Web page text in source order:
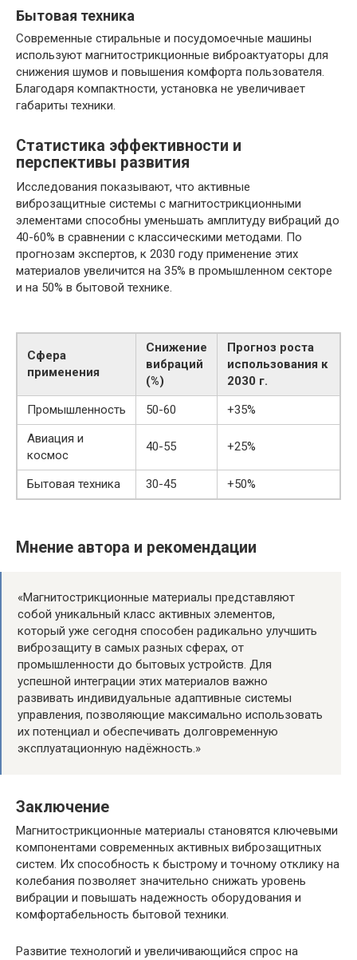
Бытовая техника
Современные стиральные и посудомоечные машины
используют магнитострикционные виброактуаторы для
снижения шумов и повышения комфорта пользователя.
Благодаря компактности, установка не увеличивает
габариты техники.
Статистика эффективности и
перспективы развития
Исследования показывают, что активные
виброзащитные системы с магнитострикционными
элементами способны уменьшать амплитуду вибраций до
40-60% в сравнении с классическими методами. По
прогнозам экспертов, к 2030 году применение этих
материалов увеличится на 35% в промышленном секторе
и на 50% в бытовой технике.
Сфера
применения
Снижение
вибраций
(%)
Прогноз роста
использования к
2030 г.
Промышленность
50-60
+35%
Авиация и
космос
40-55 +25%
Бытовая техника 30-45 +50%
Мнение автора и рекомендации
«Магнитострикционные материалы представляют
собой уникальный класс активных элементов,
который уже сегодня способен радикально улучшить
виброзащиту в самых разных сферах, от
промышленности до бытовых устройств. Для
успешной интеграции этих материалов важно
развивать индивидуальные адаптивные системы
управления, позволяющие максимально использовать
их потенциал и обеспечивать долговременную
эксплуатационную надёжность.»
Заключение
Магнитострикционные материалы становятся ключевыми
компонентами современных активных виброзащитных
систем. Их способность к быстрому и точному отклику на
колебания позволяет значительно снижать уровень
вибрации и повышать надежность оборудования и
комфортабельность бытовой техники.
Развитие технологий и увеличивающийся спрос на